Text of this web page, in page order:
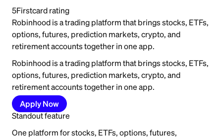
5Firstcard rating
Robinhood is a trading platform that brings stocks, ETFs,
options, futures, prediction markets, crypto, and
retirement accounts together in one app.
Robinhood is a trading platform that brings stocks, ETFs,
options, futures, prediction markets, crypto, and
retirement accounts together in one app.
Apply Now
Standout feature
One platform for stocks, ETFs, options, futures,